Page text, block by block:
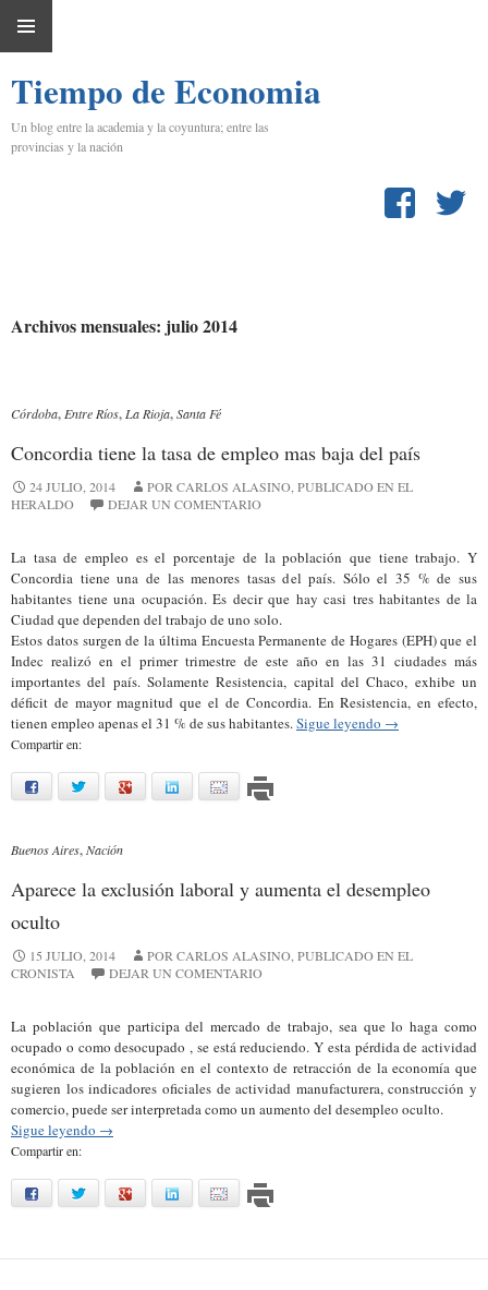
PRINCIPAL
CONTENIDO
Tiempo de Economia
Un blog entre la academia y la coyuntura; entre las
provincias y la nación
Archivos mensuales: julio 2014
Córdoba, Entre Ríos, La Rioja,Santa Fé
Concordia tiene la tasa de empleo mas baja del país
24 JULIO, 2014
POR CARLOS ALASINO, PUBLICADO EN EL
HERALDO
DEJAR UN COMENTARIO
La tasa de empleo es el porcentaje de la población que tiene trabajo. Y
Concordia tiene una de las menores tasas del país. Sólo el 35 % de sus
habitantes tiene una ocupación. Es decir que hay casi tres habitantes de la
Ciudad que dependen del trabajo de uno solo.
Estos datos surgen de la última Encuesta Permanente de Hogares (EPH) que el
Indec realizó en el primer trimestre de este año en las 31 ciudades más
importantes del país. Solamente Resistencia, capital del Chaco, exhibe un
déficit de mayor magnitud que el de Concordia. En Resistencia, en efecto,
tienen empleo apenas el 31 % de sus habitantes.Sigue leyendo →
Compartir en:
facebooktwitter google linkedinmail
Buenos Aires,Nación
Aparece la exclusión laboral y aumenta el desempleo
oculto
15 JULIO, 2014
POR CARLOS ALASINO, PUBLICADO EN EL
CRONISTA
DEJAR UN COMENTARIO
La población que participa del mercado de trabajo, sea que lo haga como
ocupado o como desocupado , se está reduciendo. Y esta pérdida de actividad
económica de la población en el contexto de retracción de la economía que
sugieren los indicadores oficiales de actividad manufacturera, construcción y
comercio, puede ser interpretada como un aumento del desempleo oculto.
Sigue leyendo →
Compartir en:
facebooktwitter google linkedinmail